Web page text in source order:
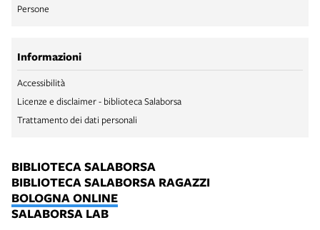
Persone
Informazioni
Accessibilità
Licenze e disclaimer - biblioteca Salaborsa
Trattamento dei dati personali
BIBLIOTECA SALABORSA
BIBLIOTECA SALABORSA RAGAZZI
BOLOGNA ONLINE
SALABORSA LAB